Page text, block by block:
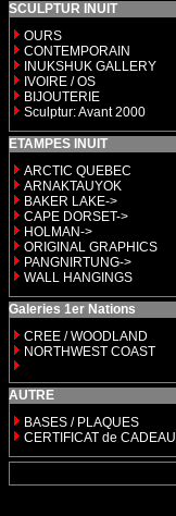
SCULPTUR INUIT
OURS
CONTEMPORAIN
INUKSHUK GALLERY
IVOIRE / OS
BIJOUTERIE
Sculptur: Avant 2000
ETAMPES INUIT
ARCTIC QUEBEC
ARNAKTAUYOK
BAKER LAKE->
CAPE DORSET->
HOLMAN->
ORIGINAL GRAPHICS
PANGNIRTUNG->
WALL HANGINGS
Galeries 1er Nations
CREE / WOODLAND
NORTHWEST COAST
AUTRE
BASES / PLAQUES
CERTIFICAT de CADEAU